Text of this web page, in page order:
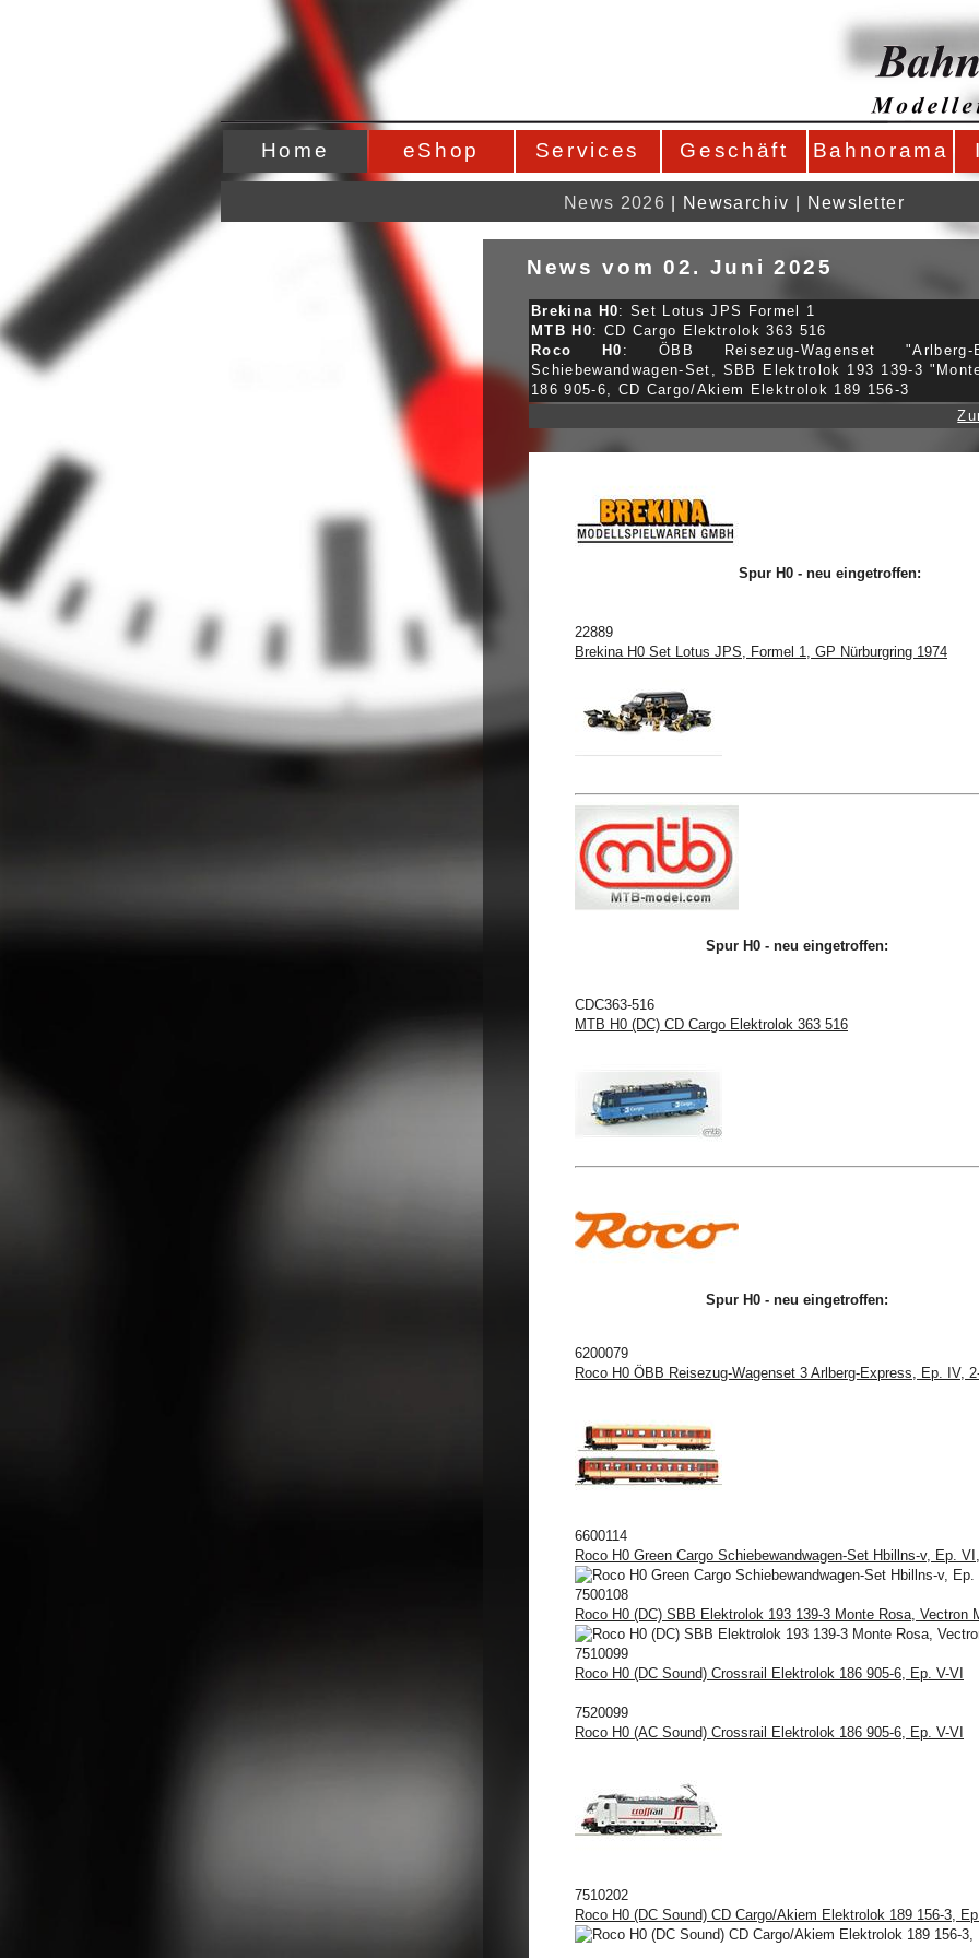
Home eShop Services Geschäft Bahnorama
News 2026 Newsarchiv Newsletter
News vom 02. Juni 2025
Brekina H0: Set Lotus JPS Formel 1
MTB H0: CD Cargo Elektrolok 363 516
Roco H0 : ÖBB Reisezug-Wagenset
Schiebewandwagen-Set, SBB Elektrolok 193 139-3
186 905-6, CD Cargo/Akiem Elektrolok 189 156-3
Spur H0 - neu eingetroffen:
22889
Brekina H0 Set Lotus JPS, Formel 1, GP Nürburgring 1974
Spur H0 - neu eingetroffen:
CDC363-516
MTB H0 (DC) CD Cargo Elektrolok 363 516
Spur H0 - neu eingetroffen:
6200079
Roco H0 ÖBB Reisezug-Wagenset 3 Arlberg-Express, Ep. IV,
6600114
Roco H0 Green Cargo Schiebewandwagen-Set Hbillns-v, Ep.
7500108
Roco H0 (DC) SBB Elektrolok 193 139-3 Monte Rosa, Vectron
7510099
Roco H0 (DC Sound) Crossrail Elektrolok 186 905-6, Ep. V-VI
7520099
Roco H0 (AC Sound) Crossrail Elektrolok 186 905-6, Ep. V-VI
7510202
Roco H0 (DC Sound) CD Cargo/Akiem Elektrolok 189 156-3,